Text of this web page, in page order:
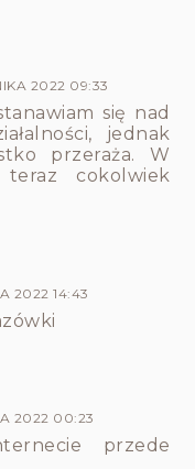
2022 09:33
się nad
jednak
przeraża. W
cokolwiek
2022 14:43
2022 00:23
przede